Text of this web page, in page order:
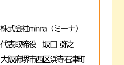
株式会社minna（ミーナ）
代表取締役 坂口 弥之
大阪府堺市西区浜寺石津町